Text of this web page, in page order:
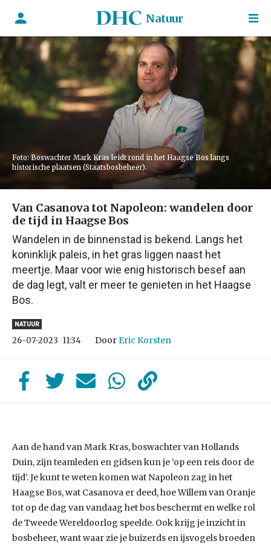
Natuur
Foto: Boswachter Mark Kras leidt rond in het Haagse Bos langs
historische plaatsen (Staatsbosbeheer).
Van Casanova tot Napoleon: wandelen door
de tijd in Haagse Bos
Wandelen in de binnenstad is bekend. Langs het
koninklijk paleis, in het gras liggen naast het
meertje. Maar voor wie enig historisch besef aan
de dag legt, valt er meer te genieten in het Haagse
Bos.
NATUUR
26-07-2023 11:34 DoorEric Korsten
Aan de hand van Mark Kras, boswachter van Hollands
Duin, zijn teamleden en gidsen kun je ‘op een reis door de
tijd’. Je kunt te weten komen wat Napoleon zag in het
Haagse Bos, wat Casanova er deed, hoe Willem van Oranje
tot op de dag van vandaag het bos beschermt en welke rol
de Tweede Wereldoorlog speelde. Ook krijg je inzicht in
bosbeheer, want waar zie je buizerds en ijsvogels broeden